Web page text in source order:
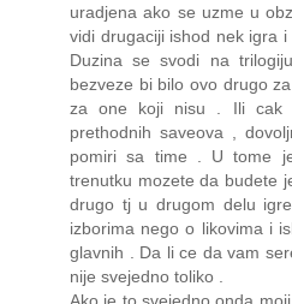
uradjena ako se uzme u
vidi drugaciji ishod nek igra
Duzina se svodi na
bezveze bi bilo ovo drugo
za one koji nisu . Ili cak
prethodnih saveova ,
pomiri sa time . U tome
trenutku mozete da budete
drugo tj u drugom delu
izborima nego o likovima i
glavnih . Da li ce da vam
nije svejedno toliko .